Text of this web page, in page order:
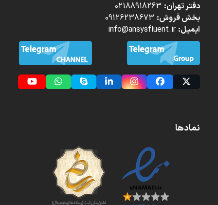
دفتر تهران:
بخش فروش:
ایمیل: info@ansysfluent.ir
Twitter
Facebook
Instagram
LinkedIn
Skype
Whatsapp
نمادها